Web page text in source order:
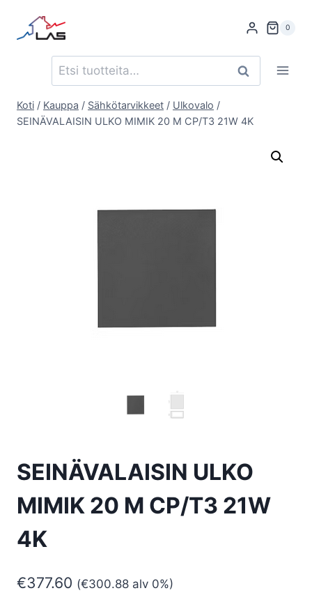
sisältöön
0
Etsi: Haku
Koti / Kauppa / Sähkötarvikkeet / Ulkovalo /
SEINÄVALAISIN ULKO MIMIK 20 M CP/T3 21W 4K
SEINÄVALAISIN ULKO
MIMIK 20 M CP/T3 21W
4K
€377.60 (€300.88 alv 0%)